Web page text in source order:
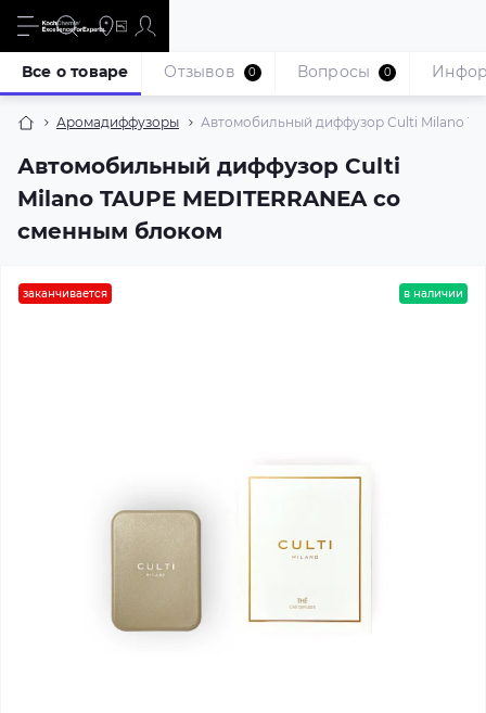
Аромадиффузоры Автомобильный диффузор Culti Milano
Автомобильный диффузор Culti
Milano TAUPE MEDITERRANEA со
сменным блоком
Все о товаре Отзывов 0 Вопросы 0
заканчивается в наличии